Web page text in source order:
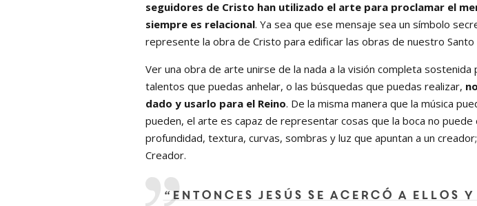
seguidores de Cristo han utilizado el arte para proclamar el
siempre es relacional. Ya sea que ese mensaje sea un símbolo
represente la obra de Cristo para edificar las obras de nuestro Santo
Ver una obra de arte unirse de la nada a la visión completa
talentos que puedas anhelar, o las búsquedas que puedas realizar,
dado y usarlo para el Reino. De la misma manera que la música
pueden, el arte es capaz de representar cosas que la boca no
profundidad, textura, curvas, sombras y luz que apuntan a un
Creador.
“Entonces Jesús se acercó a ellos